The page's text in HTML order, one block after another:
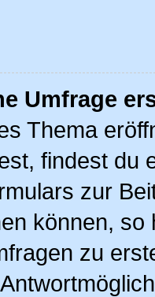
Umfrage
Thema
findest du
zur
können,
zu